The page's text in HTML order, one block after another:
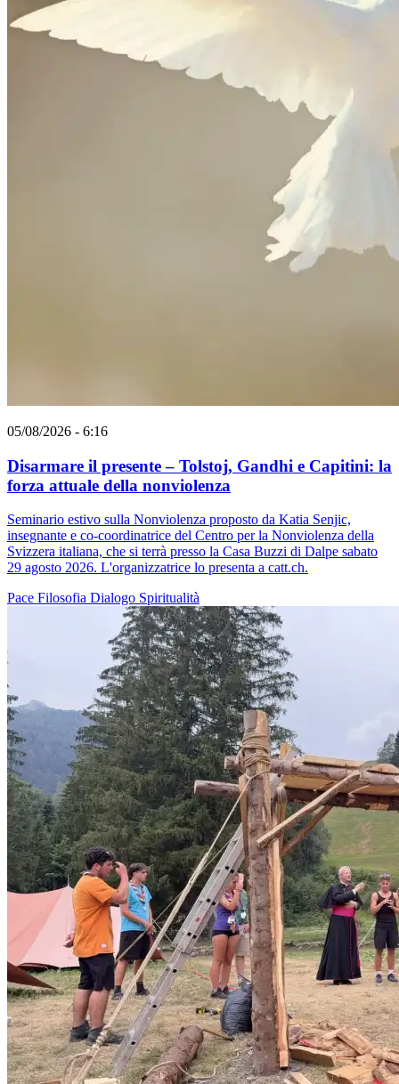
05/08/2026 - 6:16
Disarmare il presente – Tolstoj, Gandhi e Capitini: la
forza attuale della nonviolenza
Seminario estivo sulla Nonviolenza proposto da Katia Senjic,
insegnante e co-coordinatrice del Centro per la Nonviolenza della
Svizzera italiana, che si terrà presso la Casa Buzzi di Dalpe sabato
29 agosto 2026. L'organizzatrice lo presenta a catt.ch.
Pace Filosofia Dialogo Spiritualità